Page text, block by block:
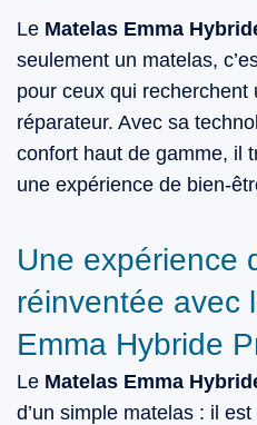
Le Matelas Emma
seulement un matelas,
pour ceux qui
réparateur. Avec sa
confort haut de gamme, il
une expérience de bien-
Une expérience
réinventée avec
Emma Hybride
Le Matelas Emma
d’un simple matelas : il